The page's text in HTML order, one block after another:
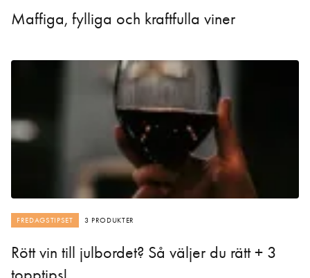
Maffiga, fylliga och kraftfulla viner
FREDAGSTIPSET 3 PRODUKTER
Rött vin till julbordet? Så väljer du rätt + 3